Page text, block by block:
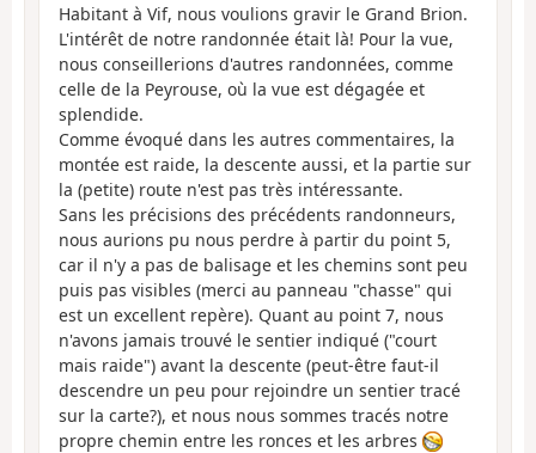
Habitant à Vif, nous voulions gravir le Grand Brion.
L'intérêt de notre randonnée était là! Pour la vue,
nous conseillerions d'autres randonnées, comme
celle de la Peyrouse, où la vue est dégagée et
splendide.
Comme évoqué dans les autres commentaires, la
montée est raide, la descente aussi, et la partie sur
la (petite) route n'est pas très intéressante.
Sans les précisions des précédents randonneurs,
nous aurions pu nous perdre à partir du point 5,
car il n'y a pas de balisage et les chemins sont peu
puis pas visibles (merci au panneau "chasse" qui
est un excellent repère). Quant au point 7, nous
n'avons jamais trouvé le sentier indiqué ("court
mais raide") avant la descente (peut-être faut-il
descendre un peu pour rejoindre un sentier tracé
sur la carte?), et nous nous sommes tracés notre
propre chemin entre les ronces et les arbres